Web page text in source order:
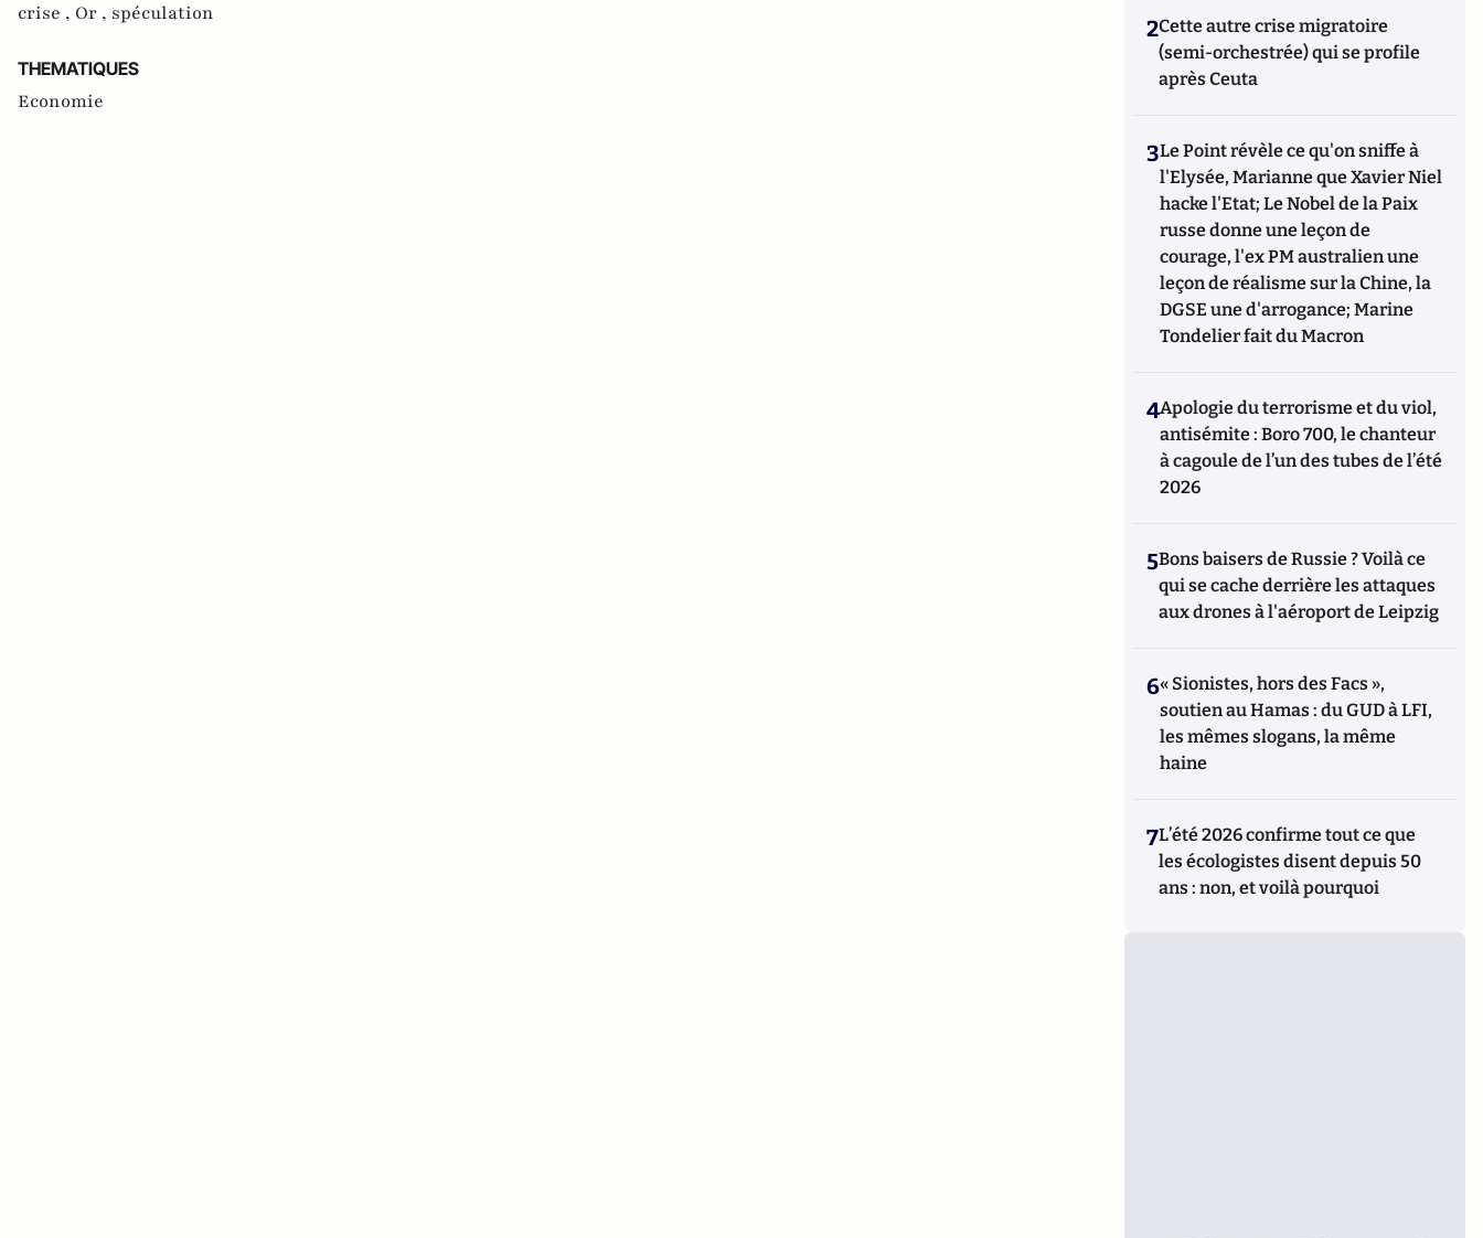
crise , Or , spéculation
THEMATIQUES
Economie
2Cette autre crise migratoire
(semi-orchestrée) qui se profile
après Ceuta
3Le Point révèle ce qu'on sniffe à
l'Elysée, Marianne que Xavier Niel
hacke l'Etat; Le Nobel de la Paix
russe donne une leçon de
courage, l'ex PM australien une
leçon de réalisme sur la Chine, la
DGSE une d'arrogance; Marine
Tondelier fait du Macron
4Apologie du terrorisme et du viol,
antisémite : Boro 700, le chanteur
à cagoule de l’un des tubes de l’été
2026
5Bons baisers de Russie ? Voilà ce
qui se cache derrière les attaques
aux drones à l'aéroport de Leipzig
6« Sionistes, hors des Facs »,
soutien au Hamas : du GUD à LFI,
les mêmes slogans, la même
haine
7L’été 2026 confirme tout ce que
les écologistes disent depuis 50
ans : non, et voilà pourquoi